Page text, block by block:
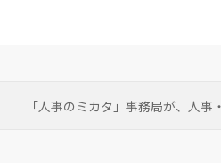
「人事のミカタ」事務局が、 人事